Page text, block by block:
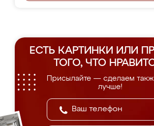
ЕСТЬ КАРТИНКИ ИЛИ
ТОГО, ЧТО
Присылайте — сделаем
лучше!